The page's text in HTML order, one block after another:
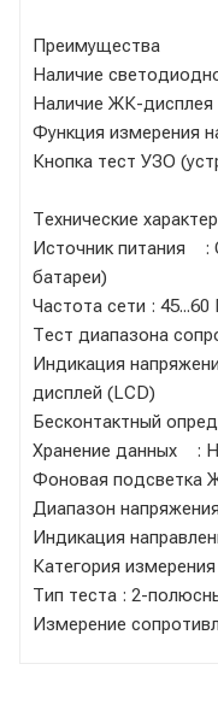
Преимущества
Наличие
Наличие ЖК-дисплея
Функция измерения
Кнопка тест УЗО
Технические
Источник питания :
батареи)
Частота сети : 45...60
Тест диапазона
Индикация
дисплей (LCD)
Бесконтактный
Хранение данных :
Фоновая подсветка
Диапазон
Индикация
Категория
Тип теста : 2-
Измерение